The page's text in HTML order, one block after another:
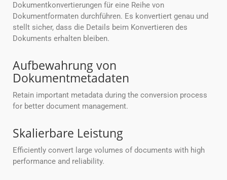
Dokumentkonvertierungen für eine Reihe von
Dokumentformaten durchführen. Es konvertiert genau und
stellt sicher, dass die Details beim Konvertieren des
Dokuments erhalten bleiben.
Aufbewahrung von
Dokumentmetadaten
Retain important metadata during the conversion process
for better document management.
Skalierbare Leistung
Efficiently convert large volumes of documents with high
performance and reliability.